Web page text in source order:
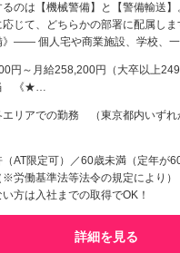
のは【機械警備】と【警備輸送
応じて、どちらかの部署に配属し
》―― 個人宅や商業施設、学校、
円～月給258,200円（大卒以上
《★…
エリアでの勤務 （東京都内いずれ
AT限定可）／60歳未満（定年が
※労働基準法等法令の規定により
方は入社までの取得でOK！
詳細を見る